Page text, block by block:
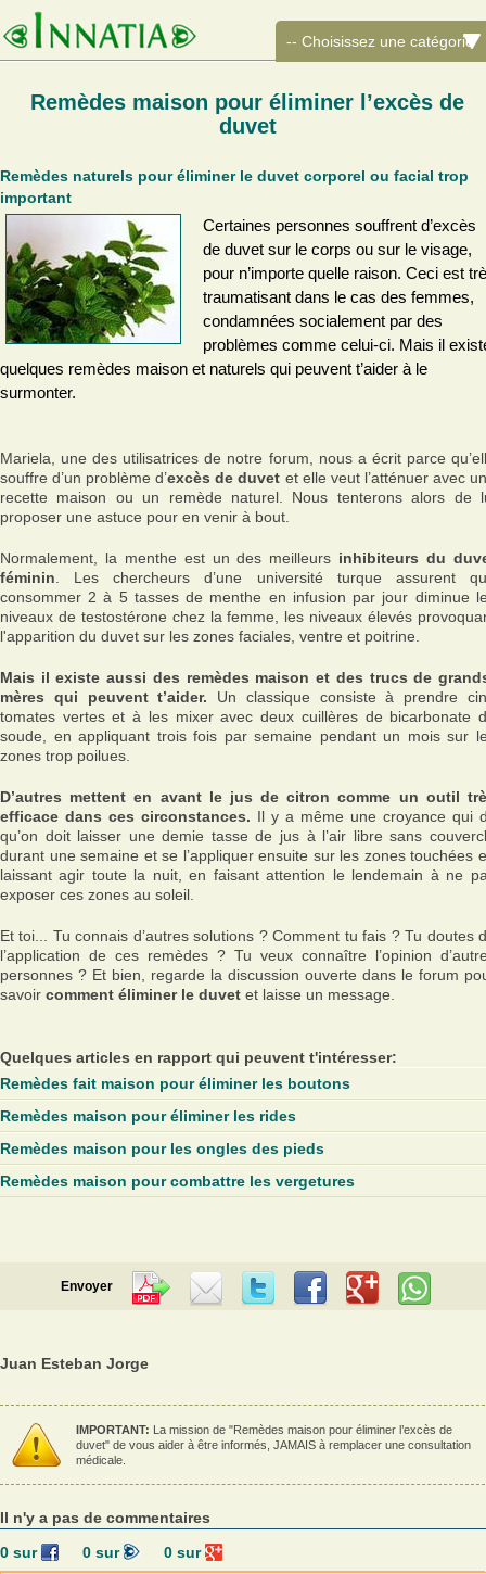
Remèdes maison pour éliminer l’excès de
duvet
Remèdes naturels pour éliminer le duvet corporel ou facial trop
important
Certaines personnes souffrent d’excès
de duvet sur le corps ou sur le visage,
pour n’importe quelle raison. Ceci est
traumatisant dans le cas des femmes,
condamnées socialement par des
problèmes comme celui-ci. Mais il
quelques remèdes maison et naturels qui peuvent t’aider à le
surmonter.
Mariela, une des utilisatrices de notre forum, nous a écrit parce
souffre d’un problème d’excès de duvet et elle veut l’atténuer avec
recette maison ou un remède naturel. Nous tenterons alors de
proposer une astuce pour en venir à bout.
Normalement, la menthe est un des meilleurs inhibiteurs du
féminin . Les chercheurs d’une université turque assurent
consommer 2 à 5 tasses de menthe en infusion par jour diminue
niveaux de testostérone chez la femme, les niveaux élevés
l'apparition du duvet sur les zones faciales, ventre et poitrine.
Mais il existe aussi des remèdes maison et des trucs de
mères qui peuvent t’aider. Un classique consiste à prendre
tomates vertes et à les mixer avec deux cuillères de bicarbonate
soude, en appliquant trois fois par semaine pendant un mois sur
zones trop poilues.
D’autres mettent en avant le jus de citron comme un outil
efficace dans ces circonstances. Il y a même une croyance qui
qu’on doit laisser une demie tasse de jus à l’air libre sans
durant une semaine et se l’appliquer ensuite sur les zones touchées
laissant agir toute la nuit, en faisant attention le lendemain à ne
exposer ces zones au soleil.
Et toi... Tu connais d’autres solutions ? Comment tu fais ? Tu doutes
l’application de ces remèdes ? Tu veux connaître l’opinion
personnes ? Et bien, regarde la discussion ouverte dans le forum
savoir comment éliminer le duvet et laisse un message.
Quelques articles en rapport qui peuvent t'intéresser:
Remèdes fait maison pour éliminer les boutons
Remèdes maison pour éliminer les rides
Remèdes maison pour les ongles des pieds
Remèdes maison pour combattre les vergetures
Envoyer
Juan Esteban Jorge
IMPORTANT: La mission de "Remèdes maison pour éliminer l’excès de
duvet" de vous aider à être informés, JAMAIS à remplacer une consultation
médicale.
Il n'y a pas de commentaires
0sur 0sur 0 sur